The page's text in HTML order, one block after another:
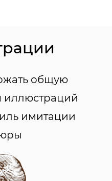
общую
иллюстраций
имитации